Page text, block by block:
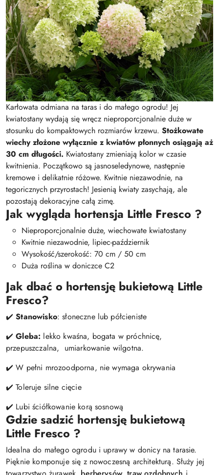
Karłowata odmiana na taras i do małego ogrodu! Jej
kwiatostany wydają się wręcz nieproporcjonalnie duże w
stosunku do kompaktowych rozmiarów krzewu. Stożkowate
wiechy złożone wyłącznie z kwiatów płonnych osiągają aż
30 cm długości. Kwiatostany zmieniają kolor w czasie
kwitnienia. Początkowo są jasnoseledynowe, następnie
kremowe i delikatnie różowe. Kwitnie niezawodnie, na
tegoricznych przyrostach! Jesienią kwiaty zasychają, ale
pozostają dekoracyjne całą zimę.
Jak wygląda hortensja Little Fresco ?
Nieproporcjonalnie duże, wiechowate kwiatostany
Kwitnie niezawodnie, lipiec-październik
Wysokość/szerokość: 70 cm / 50 cm
Duża roślina w doniczce C2
Jak dbać o hortensję bukietową Little
Fresco?
✔️Stanowisko: słoneczne lub półcieniste
✔️Gleba: lekko kwaśna, bogata w próchnicę,
przepuszczalna, umiarkowanie wilgotna.
✔️ W pełni mrozoodporna, nie wymaga okrywania
✔️ Toleruje silne cięcie
✔️ Lubi ściółkowanie korą sosnową
Gdzie sadzić hortensję bukietową
Little Fresco ?
Idealna do małego ogrodu i uprawy w donicy na tarasie.
Pięknie komponuje się z nowoczesną architekturą. Służy jej